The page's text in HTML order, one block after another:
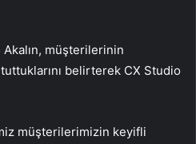
Akalın, müşterilerinin
belirterek CX Studio
müşterilerimizin keyifli